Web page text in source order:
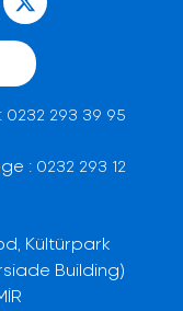
0232 293 39 95
: 0232 293 12
Kültürpark
Building)